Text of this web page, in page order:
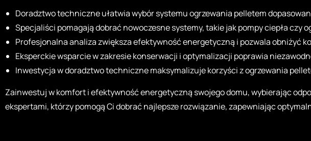
Doradztwo techniczne ułatwia wybór systemu ogrzewania pelletem
Specjaliści pomagają dobrać nowoczesne systemy, takie jak pompy ciepła czy
Profesjonalna analiza zwiększa efektywność energetyczną i pozwala obniżyć
Eksperckie wsparcie w zakresie konserwacji i optymalizacji poprawia
Inwestycja w doradztwo techniczne maksymalizuje korzyści z ogrzewania
Zainwestuj w komfort i efektywność energetyczną swojego domu, wybierając
ekspertami, którzy pomogą Ci dobrać najlepsze rozwiązanie, zapewniając